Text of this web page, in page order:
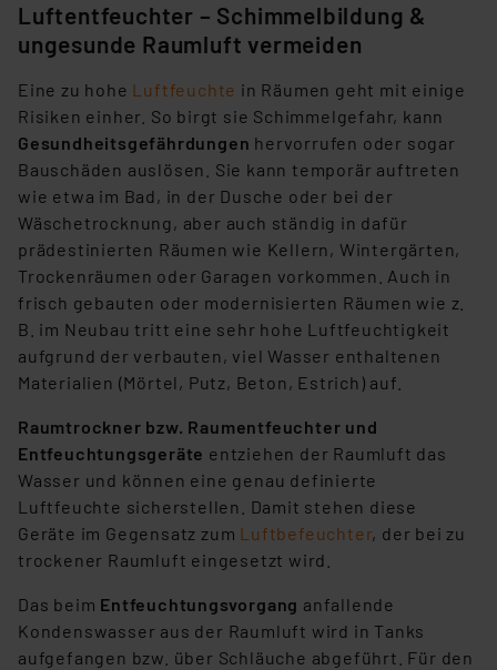
Luftentfeuchter – Schimmelbildung &
ungesunde Raumluft vermeiden
Eine zu hohe Luftfeuchte in Räumen geht mit einige
Risiken einher. So birgt sie Schimmelgefahr, kann
Gesundheitsgefährdungen hervorrufen oder sogar
Bauschäden auslösen. Sie kann temporär auftreten
wie etwa im Bad, in der Dusche oder bei der
Wäschetrocknung, aber auch ständig in dafür
prädestinierten Räumen wie Kellern, Wintergärten,
Trockenräumen oder Garagen vorkommen. Auch in
frisch gebauten oder modernisierten Räumen wie z.
B. im Neubau tritt eine sehr hohe Luftfeuchtigkeit
aufgrund der verbauten, viel Wasser enthaltenen
Materialien (Mörtel, Putz, Beton, Estrich) auf.
Raumtrockner bzw. Raumentfeuchter und
Entfeuchtungsgeräte entziehen der Raumluft das
Wasser und können eine genau definierte
Luftfeuchte sicherstellen. Damit stehen diese
Geräte im Gegensatz zum Luftbefeuchter, der bei zu
trockener Raumluft eingesetzt wird.
Das beim Entfeuchtungsvorgang anfallende
Kondenswasser aus der Raumluft wird in Tanks
aufgefangen bzw. über Schläuche abgeführt. Für den